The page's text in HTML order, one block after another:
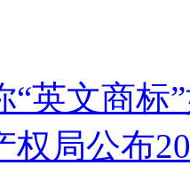
“英文商标
权局公布